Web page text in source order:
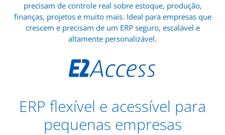
precisam de controle real sobre estoque, produção,
finanças, projetos e muito mais. Ideal para empresas que
crescem e precisam de um ERP seguro, escalável e
altamente personalizável.
ERP flexível e acessível para
pequenas empresas